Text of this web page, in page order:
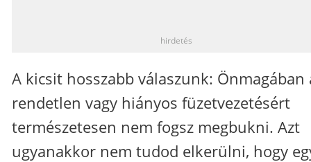
hirdetés
A kicsit hosszabb válaszunk: Önmagában
rendetlen vagy hiányos füzetvezetésért
természetesen nem fogsz megbukni. Azt
ugyanakkor nem tudod elkerülni, hogy